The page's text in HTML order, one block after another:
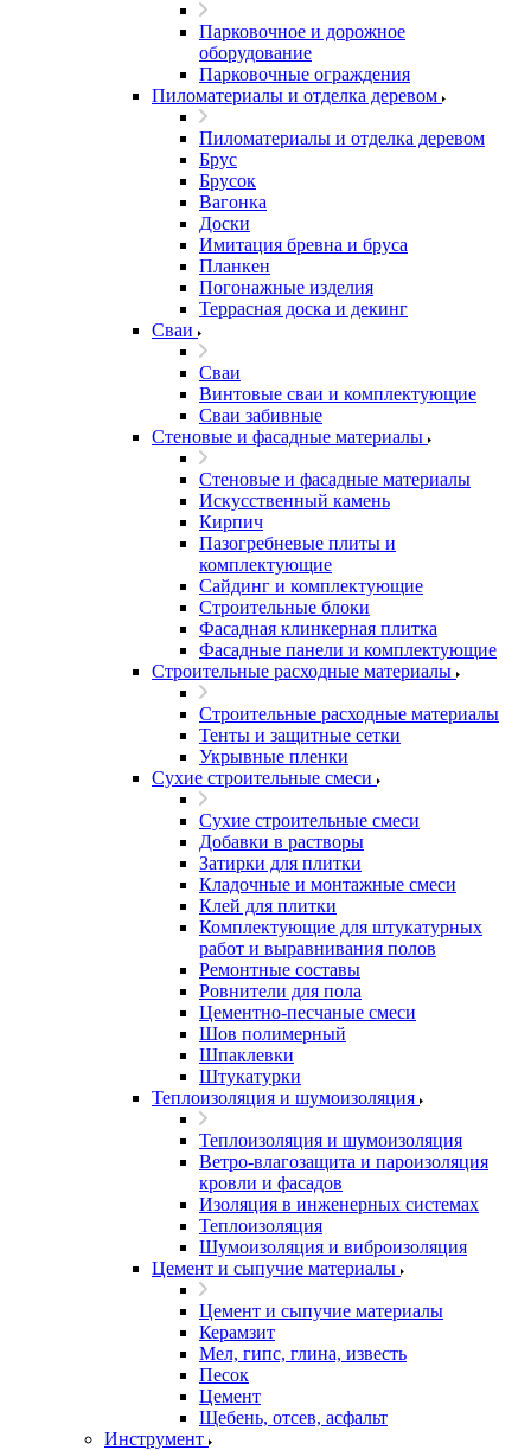
Парковочное и дорожное
оборудование
Парковочные ограждения
Пиломатериалы и отделка деревом
Пиломатериалы и отделка деревом
Брус
Брусок
Вагонка
Доски
Имитация бревна и бруса
Планкен
Погонажные изделия
Террасная доска и декинг
Сваи
Сваи
Винтовые сваи и комплектующие
Сваи забивные
Стеновые и фасадные материалы
Стеновые и фасадные материалы
Искусственный камень
Кирпич
Пазогребневые плиты и
комплектующие
Сайдинг и комплектующие
Строительные блоки
Фасадная клинкерная плитка
Фасадные панели и комплектующие
Строительные расходные материалы
Строительные расходные материалы
Тенты и защитные сетки
Укрывные пленки
Сухие строительные смеси
Сухие строительные смеси
Добавки в растворы
Затирки для плитки
Кладочные и монтажные смеси
Клей для плитки
Комплектующие для штукатурных
работ и выравнивания полов
Ремонтные составы
Ровнители для пола
Цементно-песчаные смеси
Шов полимерный
Шпаклевки
Штукатурки
Теплоизоляция и шумоизоляция
Теплоизоляция и шумоизоляция
Ветро-влагозащита и пароизоляция
кровли и фасадов
Изоляция в инженерных системах
Теплоизоляция
Шумоизоляция и виброизоляция
Цемент и сыпучие материалы
Цемент и сыпучие материалы
Керамзит
Мел, гипс, глина, известь
Песок
Цемент
Щебень, отсев, асфальт
Инструмент